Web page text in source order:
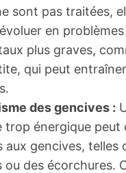
sont pas traitées,
en problèmes
plus graves,
qui peut
des gencives :
trop énergique peut
aux gencives, telles
ou des écorchures.